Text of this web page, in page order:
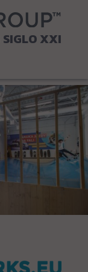
SIGLO XXI